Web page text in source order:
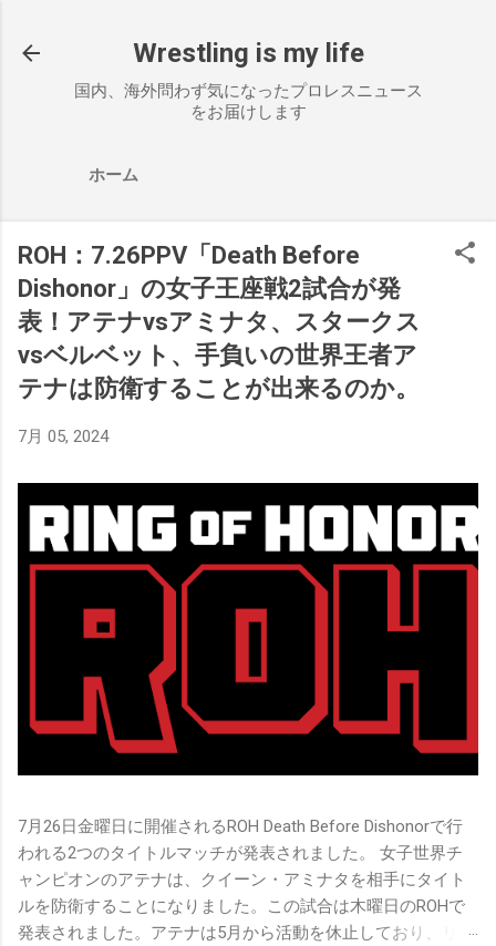
Wrestling is my life
国内、海外問わず気になったプロレスニュース
をお届けします
ホーム
ROH：7.26PPV「Death Before
Dishonor」の女子王座戦2試合が発
表！アテナvsアミナタ、スタークス
vsベルベット、手負いの世界王者ア
テナは防衛することが出来るのか。
7月 05, 2024
7月26日金曜日に開催されるROH Death Before Dishonorで行
われる2つのタイトルマッチが発表されました。 女子世界チ
ャンピオンのアテナは、クイーン・アミナタを相手にタイト
ルを防衛することになりました。この試合は木曜日のROHで
発表されました。アテナは5月から活動を休止しており、リン